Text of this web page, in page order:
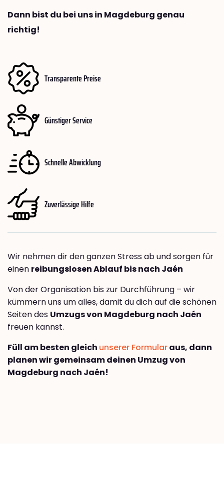
Dann bist du bei uns in Magdeburg genau
richtig!
Transparente Preise
Günstiger Service
Schnelle Abwicklung
Zuverlässige Hilfe
Wir nehmen dir den ganzen Stress ab und sorgen für
einen reibungslosen Ablauf bis nach Jaén
Von der Organisation bis zur Durchführung – wir
kümmern uns um alles, damit du dich auf die schönen
Seiten des Umzugs von Magdeburg nach Jaén
freuen kannst.
Füll am besten gleich unserer Formularaus, dann
planen wir gemeinsam deinen Umzug von
Magdeburg nach Jaén!